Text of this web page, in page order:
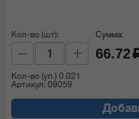
Кол-во (шт):
Кол-во (уп.) 0.021
Артикул: 09059
Сумма:
66.72